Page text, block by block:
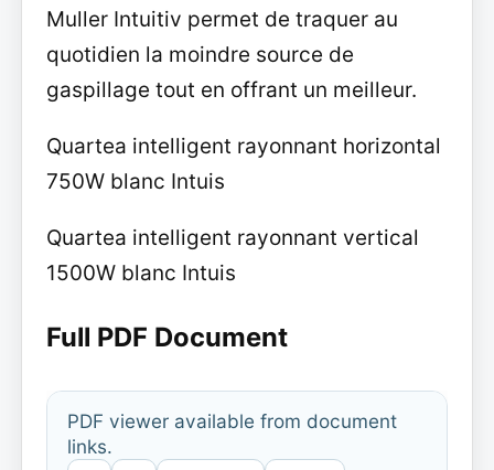
Muller Intuitiv permet de traquer au
quotidien la moindre source de
gaspillage tout en offrant un meilleur.
Quartea intelligent rayonnant horizontal
750W blanc Intuis
Quartea intelligent rayonnant vertical
1500W blanc Intuis
Full PDF Document
PDF viewer available from document
links.